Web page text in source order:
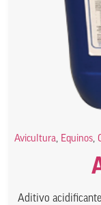
Avicultura, Equinos,
Aditivo